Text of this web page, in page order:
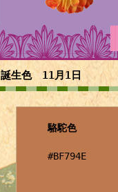
誕生色 11月1日
駱駝色
#BF794E